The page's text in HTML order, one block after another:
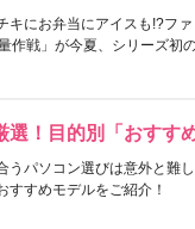
キにお弁当にアイスも!?フ
作戦」が今夏、シリーズ初
選！目的別「おすす
うパソコン選びは意外と難
すすめモデルをご紹介！